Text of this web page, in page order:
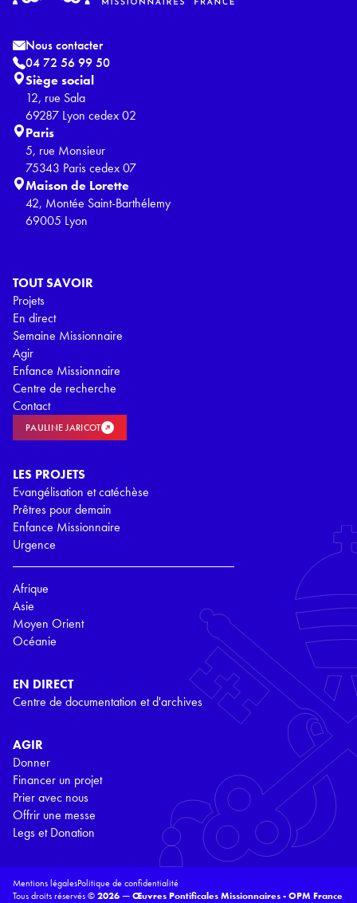
TOUT SAVOIR
Projets
En direct
Semaine Missionnaire
Agir
Enfance Missionnaire
Centre de recherche
Contact
PAULINE JARICOT
LES PROJETS
Evangélisation et catéchèse
Prêtres pour demain
Enfance Missionnaire
Urgence
Afrique
Asie
Moyen Orient
Océanie
EN DIRECT
Centre de documentation et d'archives
AGIR
Donner
Financer un projet
Prier avec nous
Offrir une messe
Legs et Donation
Nous contacter
04 72 56 99 50
Siège social
12, rue Sala
69287 Lyon cedex 02
Paris
5, rue Monsieur
75343 Paris cedex 07
Maison de Lorette
42, Montée Saint-Barthélemy
69005 Lyon
Mentions légalesPolitique de confidentialité
Tous droits réservés ©2026 — Œuvres Pontificales Missionnaires - OPM France